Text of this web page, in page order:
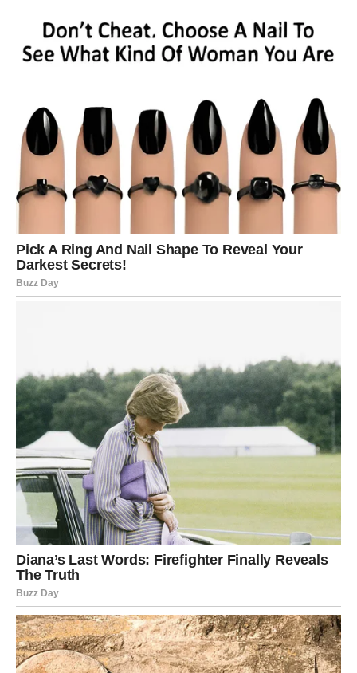
Između izvođenja pesama, rekla je koliko joj nedostaju njeni
fanovi i kako je svaka od njih važna za njen umetnički put.
Ova intimna veza između Gage i njenih obožavalaca dodatno
održavati kontakt sa publikom. Uz to, svaka njena reč bila je
ispunjena iskrenošću, što je dodatno učvrstilo njenu reputaciju
kao umetnice koja neprestano izdvaja svoje srce na bini.
Performans i reakcije
neopisiva. Sa prvom notom koju je Gaga izvela, publika je
eksplodirala u ovacijama. Njeni hitovi su se preplitali sa
odabranim momentima iz njenog novog albuma
Na primer, tokom izvođenja pesme “Bad Romance,” scena je
bila ispunjena zanosnim svetlosnim efektima koji su oslikavali
more i nebo, stvarajući tako nezaboravnu atmosferu.
Reakcije publike bile su fenomenalne. Mnogi su izjavili da su
ovo iskustvo doživeli kao jedno od najlepših trenutaka u svojim
životima. Osobe raznih uzrasta, kulturoloških pozadina i
stilova oblačenja spojile su se u jedinstvenoj atmosferi, a ljudi
su delili snimke i fotografije na društvenim mrežama, dok je
hashtag vezan za koncert postao trend. Pojedinci su čak
iznosili svoja lična iskustva i emotivne priče o tome kako je
Gagina muzika promenila njihov život, čineći ovaj događaj
izuzetno ličnim i značajnim za mnoge.
Uticaj na muzičku scenu